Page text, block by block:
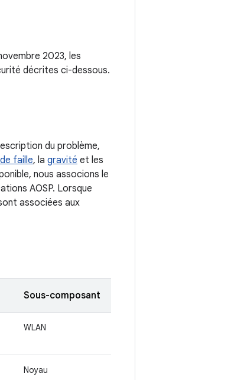
2023, les
décrites ci-dessous.
du problème,
faille, la gravité et les
nous associons le
AOSP. Lorsque
associées aux
Sous-composant
WLAN
Noyau